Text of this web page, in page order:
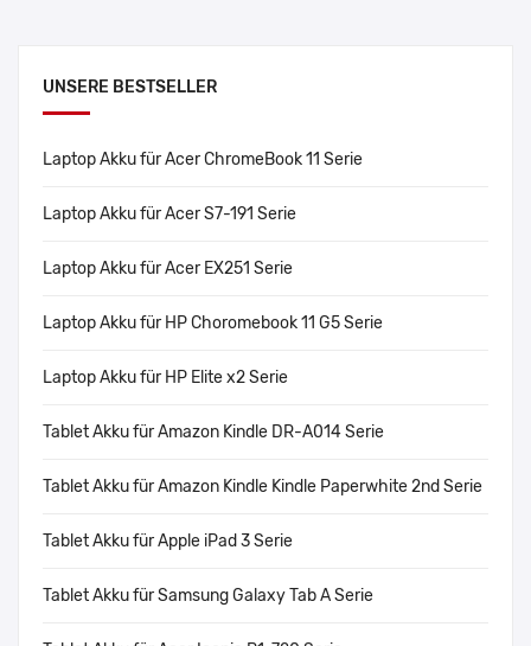
UNSERE BESTSELLER
Laptop Akku für Acer ChromeBook 11 Serie
Laptop Akku für Acer S7-191 Serie
Laptop Akku für Acer EX251 Serie
Laptop Akku für HP Choromebook 11 G5 Serie
Laptop Akku für HP Elite x2 Serie
Tablet Akku für Amazon Kindle DR-A014 Serie
Tablet Akku für Amazon Kindle Kindle Paperwhite 2nd Serie
Tablet Akku für Apple iPad 3 Serie
Tablet Akku für Samsung Galaxy Tab A Serie